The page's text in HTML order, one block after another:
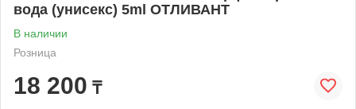
вода (унисекс) 5ml ОТЛИВАНТ
В наличии
Розница
18 200 ₸